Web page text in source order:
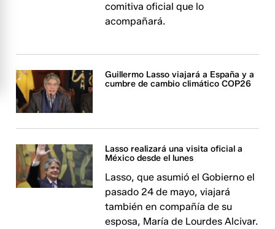
comitiva oficial que lo
acompañará.
Guillermo Lasso viajará a España y a
cumbre de cambio climático COP26
Lasso realizará una visita oficial a
México desde el lunes
Lasso, que asumió el Gobierno el
pasado 24 de mayo, viajará
también en compañía de su
esposa, María de Lourdes Alcivar.